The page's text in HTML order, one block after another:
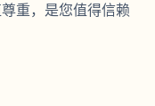
重，是您值得信赖